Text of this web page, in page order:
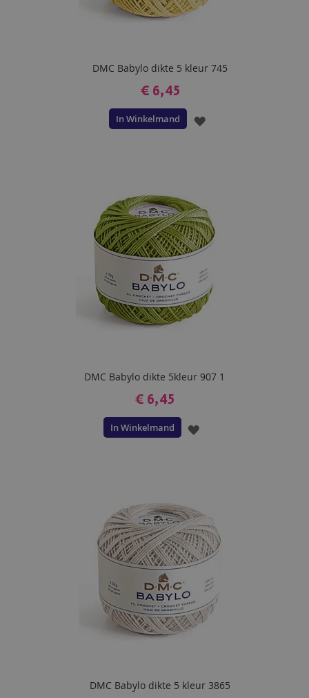
DMC Babylo dikte 5 kleur 745
€ 6,45
In Winkelmand
VOEG
DMC Babylo dikte 5kleur 907 1
€ 6,45
In Winkelmand
VOEG
DMC Babylo dikte 5 kleur 3865